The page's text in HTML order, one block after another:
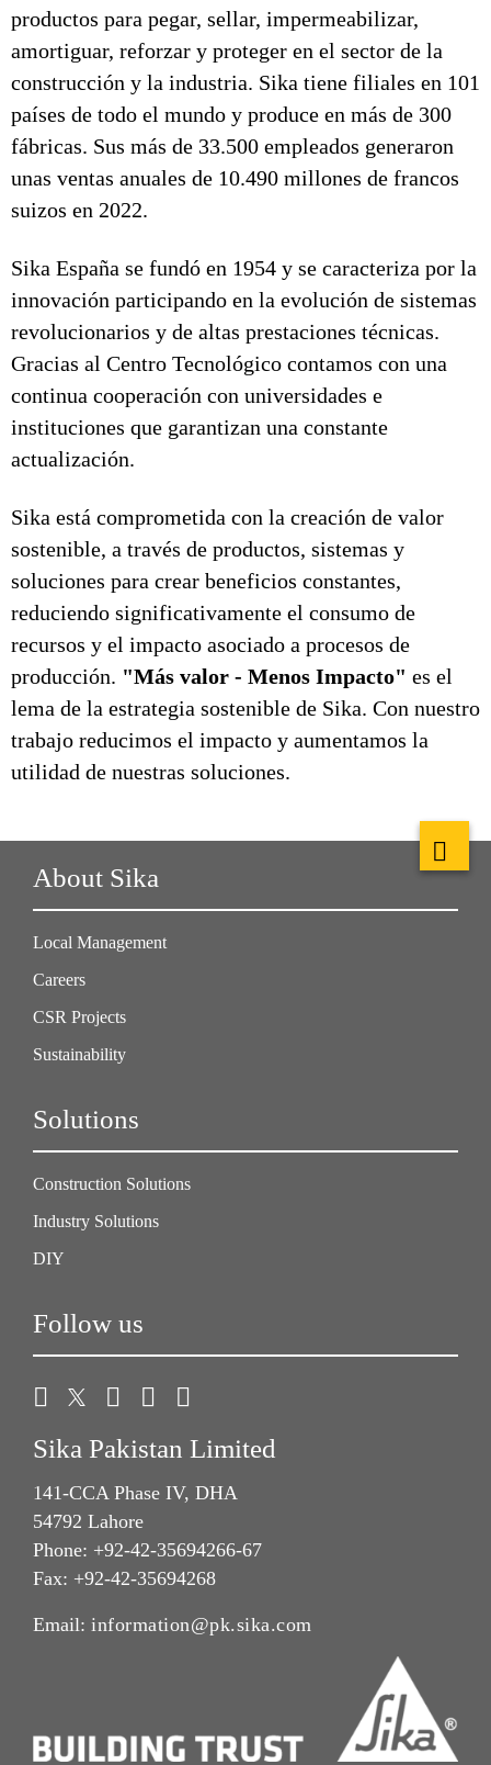
productos para pegar, sellar, impermeabilizar,
amortiguar, reforzar y proteger en el sector de la
construcción y la industria. Sika tiene filiales en 101
países de todo el mundo y produce en más de 300
fábricas. Sus más de 33.500 empleados generaron
unas ventas anuales de 10.490 millones de francos
suizos en 2022.
Sika España se fundó en 1954 y se caracteriza por la
innovación participando en la evolución de sistemas
revolucionarios y de altas prestaciones técnicas.
Gracias al Centro Tecnológico contamos con una
continua cooperación con universidades e
instituciones que garantizan una constante
actualización.
Sika está comprometida con la creación de valor
sostenible, a través de productos, sistemas y
soluciones para crear beneficios constantes,
reduciendo significativamente el consumo de
recursos y el impacto asociado a procesos de
producción. "Más valor - Menos Impacto" es el
lema de la estrategia sostenible de Sika. Con nuestro
trabajo reducimos el impacto y aumentamos la
utilidad de nuestras soluciones.
About Sika
Local Management
Careers
CSR Projects
Sustainability
Solutions
Construction Solutions
Industry Solutions
DIY
Follow us
Sika Pakistan Limited
141-CCA Phase IV, DHA
54792 Lahore
Phone: +92-42-35694266-67
Fax: +92-42-35694268
Email: information@pk.sika.com